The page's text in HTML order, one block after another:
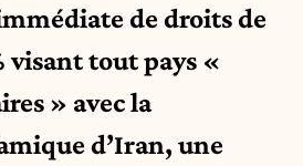
de droits de
visant tout pays «
» avec la
d’Iran, une